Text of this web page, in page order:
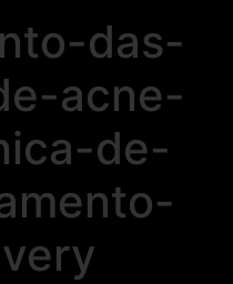
das-
acne-
de-